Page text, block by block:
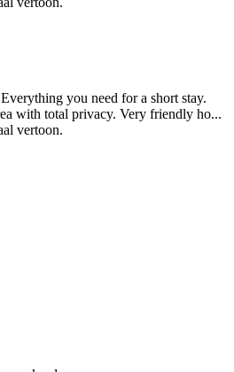
you need for a short stay.
with total privacy. Very friendly ho...
vertoon.